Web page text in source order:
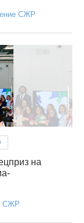
СЖР
на
СЖР